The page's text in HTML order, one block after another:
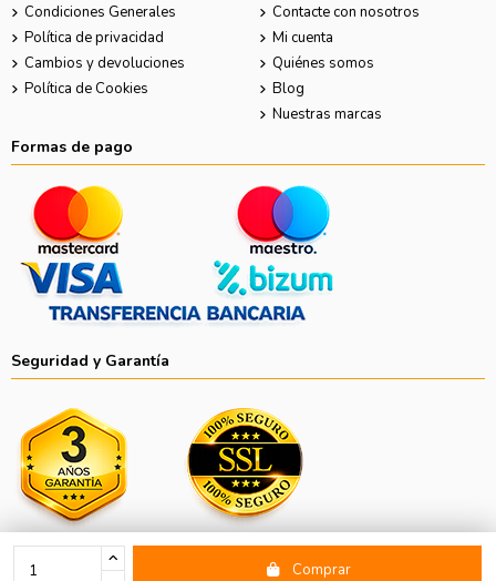
Comprar
Condiciones Generales
Política de privacidad
Cambios y devoluciones
Política de Cookies
Contacte con nosotros
Mi cuenta
Quiénes somos
Blog
Nuestras marcas
Formas de pago
Seguridad y Garantía